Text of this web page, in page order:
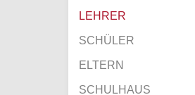
LEHRER
SCHÜLER
ELTERN
SCHULHAUS